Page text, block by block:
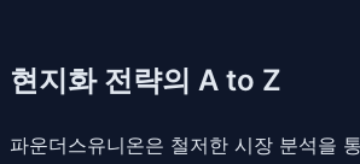
현지화 전략의 A to Z
파운더스유니온은 철저한 시장 분석을